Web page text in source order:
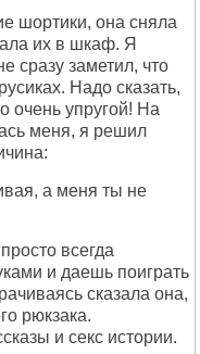
шортики, она сняла
их в шкаф. Я
сразу заметил, что
Надо сказать,
очень упругой! На
меня, я решил
а меня ты не
всегда
и даешь поиграть
сказала она,
рюкзака.
и секс истории.